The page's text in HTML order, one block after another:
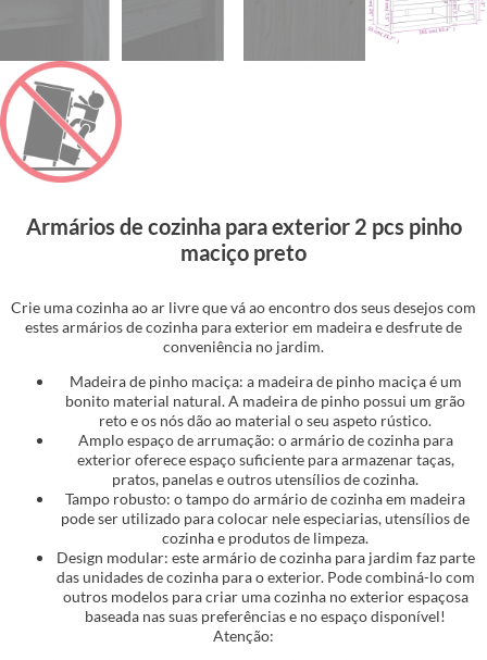
Armários de cozinha para exterior 2 pcs pinho
maciço preto
Crie uma cozinha ao ar livre que vá ao encontro dos seus desejos com
estes armários de cozinha para exterior em madeira e desfrute de
conveniência no jardim.
Madeira de pinho maciça: a madeira de pinho maciça é um
bonito material natural. A madeira de pinho possui um grão
reto e os nós dão ao material o seu aspeto rústico.
Amplo espaço de arrumação: o armário de cozinha para
exterior oferece espaço suficiente para armazenar taças,
pratos, panelas e outros utensílios de cozinha.
Tampo robusto: o tampo do armário de cozinha em madeira
pode ser utilizado para colocar nele especiarias, utensílios de
cozinha e produtos de limpeza.
Design modular: este armário de cozinha para jardim faz parte
das unidades de cozinha para o exterior. Pode combiná-lo com
outros modelos para criar uma cozinha no exterior espaçosa
baseada nas suas preferências e no espaço disponível!
Atenção: